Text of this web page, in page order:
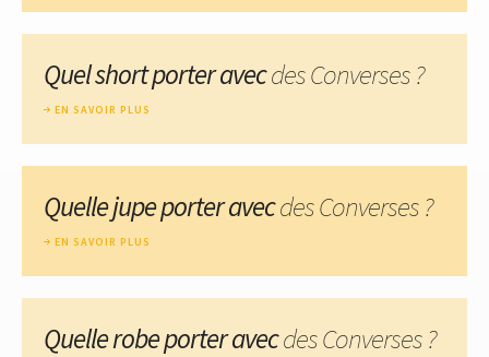
Quel short porter avecdes Converses ?
EN SAVOIR PLUS
Quelle jupe porter avecdes Converses ?
EN SAVOIR PLUS
Quelle robe porter avecdes Converses ?